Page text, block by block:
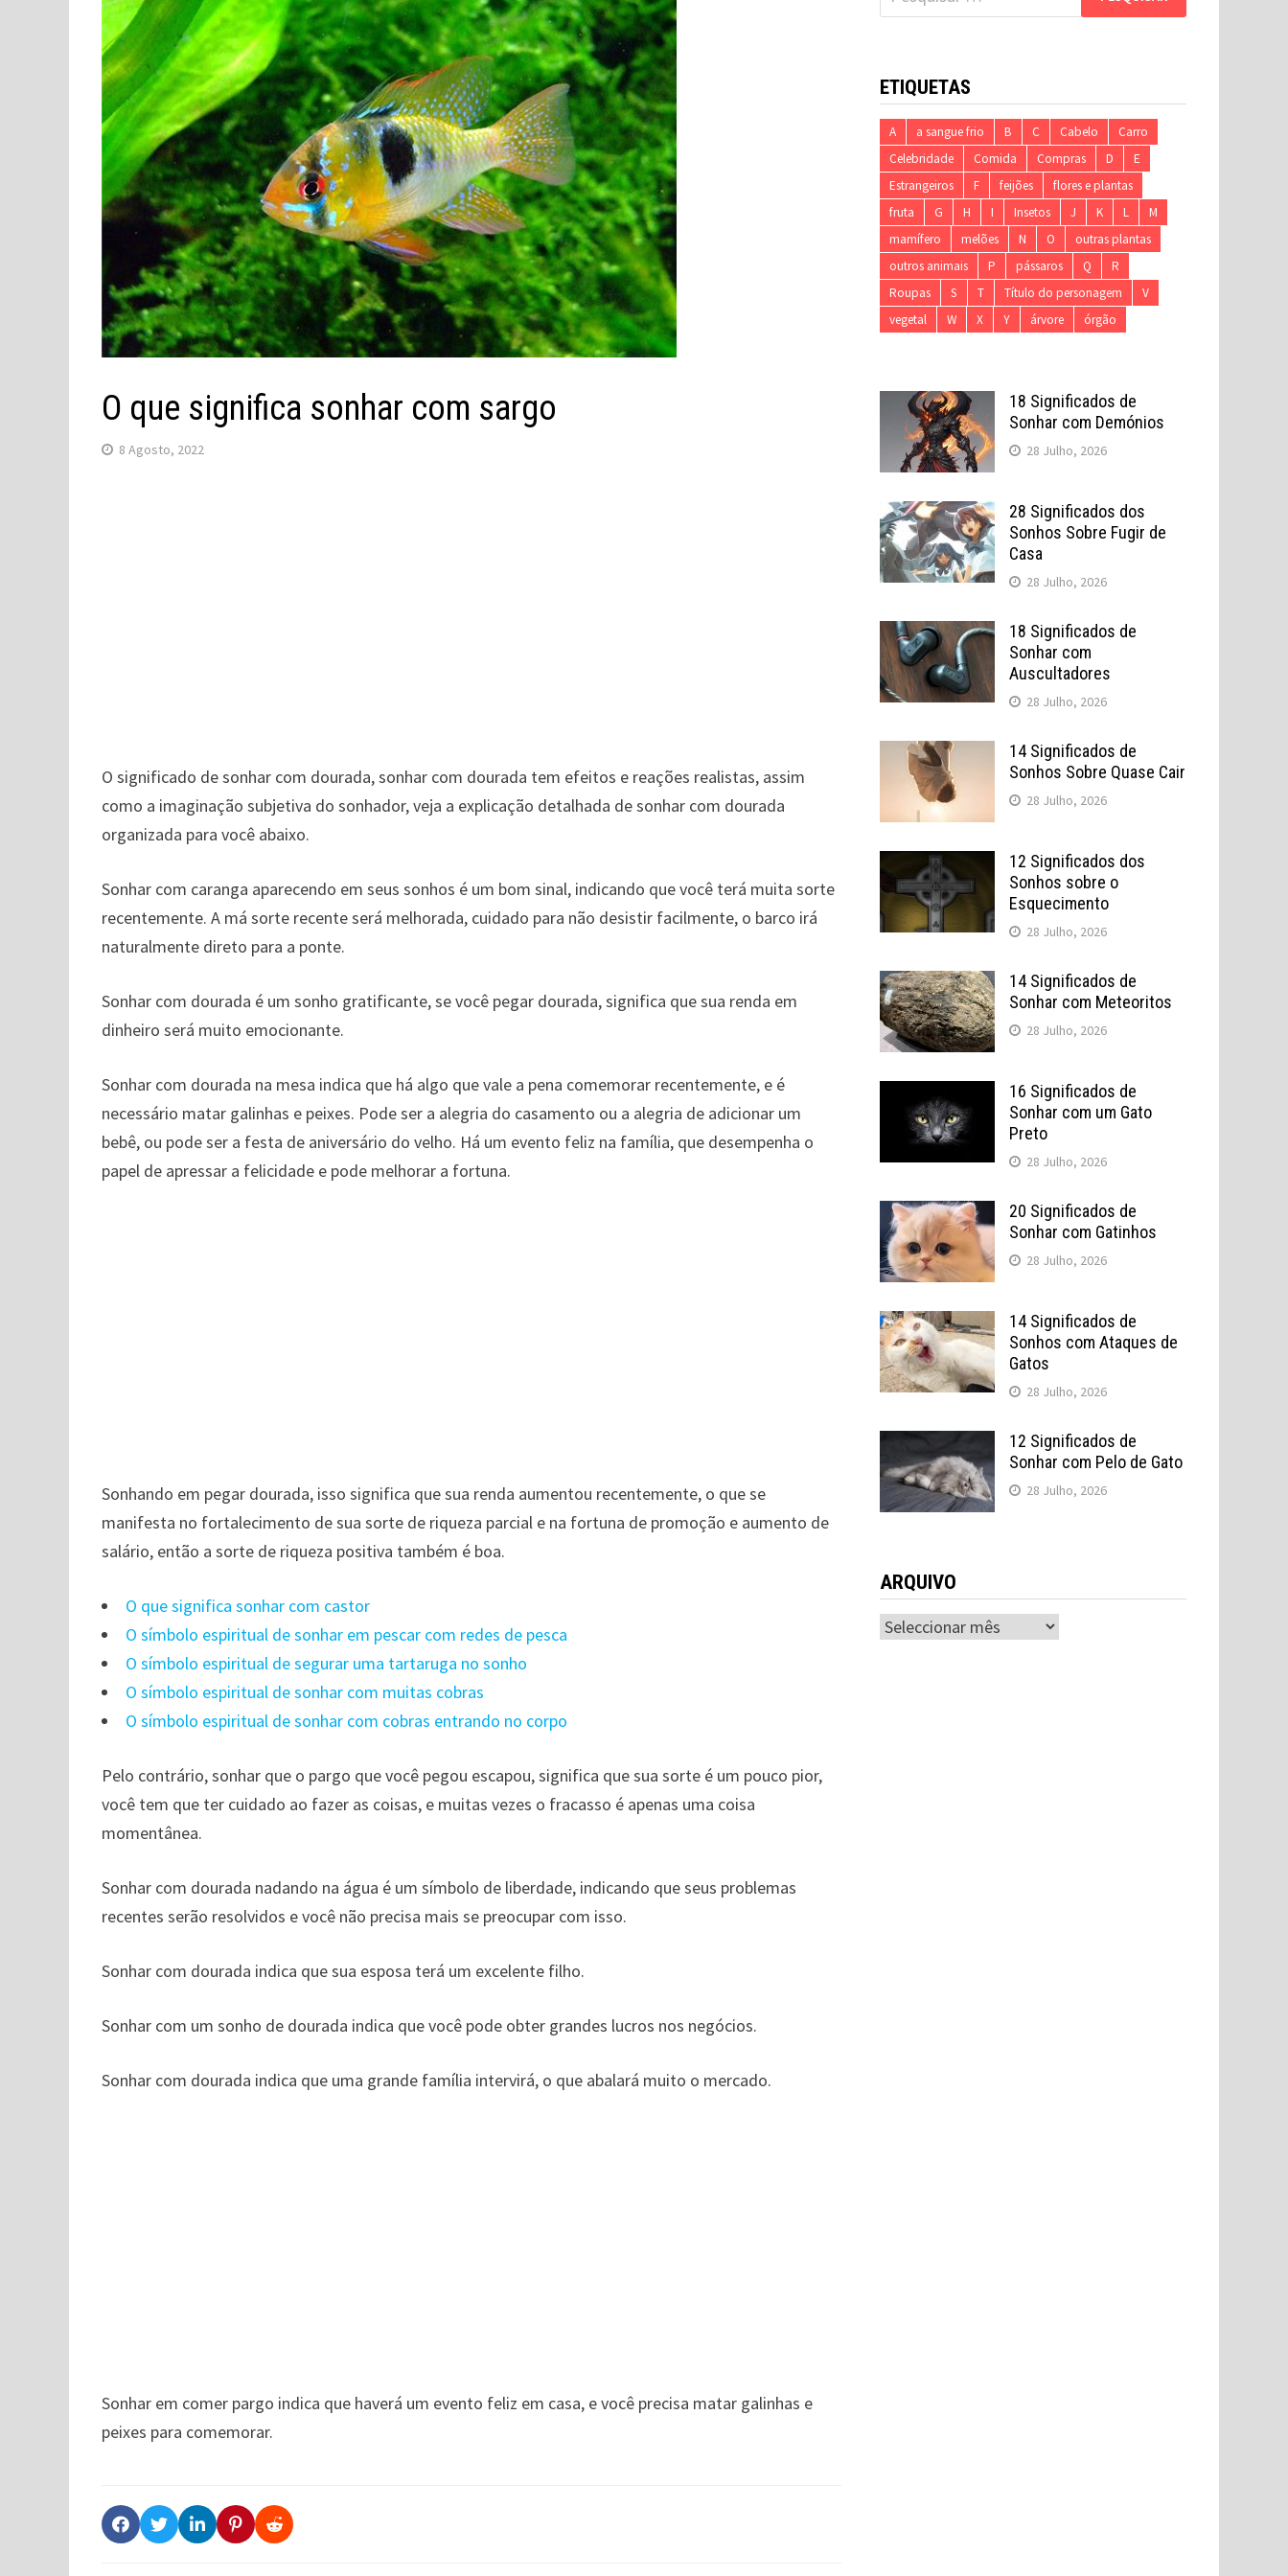
O que significa sonhar com sargo
8 Agosto, 2022
O significado de sonhar com dourada, sonhar com dourada tem efeitos e reações realistas, assim
como a imaginação subjetiva do sonhador, veja a explicação detalhada de sonhar com dourada
organizada para você abaixo.
Sonhar com caranga aparecendo em seus sonhos é um bom sinal, indicando que você terá muita sorte
recentemente. A má sorte recente será melhorada, cuidado para não desistir facilmente, o barco irá
naturalmente direto para a ponte.
Sonhar com dourada é um sonho gratificante, se você pegar dourada, significa que sua renda em
dinheiro será muito emocionante.
Sonhar com dourada na mesa indica que há algo que vale a pena comemorar recentemente, e é
necessário matar galinhas e peixes. Pode ser a alegria do casamento ou a alegria de adicionar um
bebê, ou pode ser a festa de aniversário do velho. Há um evento feliz na família, que desempenha o
papel de apressar a felicidade e pode melhorar a fortuna.
Sonhando em pegar dourada, isso significa que sua renda aumentou recentemente, o que se
manifesta no fortalecimento de sua sorte de riqueza parcial e na fortuna de promoção e aumento de
salário, então a sorte de riqueza positiva também é boa.
O que significa sonhar com castor
O símbolo espiritual de sonhar em pescar com redes de pesca
O símbolo espiritual de segurar uma tartaruga no sonho
O símbolo espiritual de sonhar com muitas cobras
O símbolo espiritual de sonhar com cobras entrando no corpo
Pelo contrário, sonhar que o pargo que você pegou escapou, significa que sua sorte é um pouco pior,
você tem que ter cuidado ao fazer as coisas, e muitas vezes o fracasso é apenas uma coisa
momentânea.
Sonhar com dourada nadando na água é um símbolo de liberdade, indicando que seus problemas
recentes serão resolvidos e você não precisa mais se preocupar com isso.
Sonhar com dourada indica que sua esposa terá um excelente filho.
Sonhar com um sonho de dourada indica que você pode obter grandes lucros nos negócios.
Sonhar com dourada indica que uma grande família intervirá, o que abalará muito o mercado.
Sonhar em comer pargo indica que haverá um evento feliz em casa, e você precisa matar galinhas e
peixes para comemorar.
por:
ETIQUETAS
A a sangue frio B C Cabelo
Carro
Celebridade
Comida Compras D
E
Estrangeiros
F feijões
flores e plantas
fruta
G H I Insetos J K L
M
mamífero
melões N O
outras plantas
outros animais
P pássaros Q
R
Roupas
S T Título do personagem
V
vegetal
W X Y árvore órgão
18 Significados de
Sonhar com Demónios
28 Julho, 2026
28 Significados dos
Sonhos Sobre Fugir de
Casa
28 Julho, 2026
18 Significados de
Sonhar com
Auscultadores
28 Julho, 2026
14 Significados de
Sonhos Sobre Quase Cair
28 Julho, 2026
12 Significados dos
Sonhos sobre o
Esquecimento
28 Julho, 2026
14 Significados de
Sonhar com Meteoritos
28 Julho, 2026
16 Significados de
Sonhar com um Gato
Preto
28 Julho, 2026
20 Significados de
Sonhar com Gatinhos
28 Julho, 2026
14 Significados de
Sonhos com Ataques de
Gatos
28 Julho, 2026
12 Significados de
Sonhar com Pelo de Gato
28 Julho, 2026
ARQUIVO
ARQUIVO